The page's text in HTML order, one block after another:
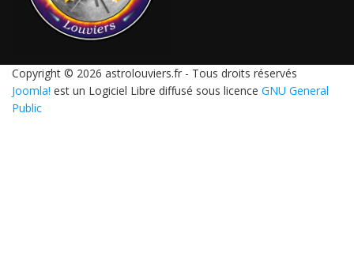
Copyright © 2026 astrolouviers.fr - Tous droits réservés
Joomla! est un Logiciel Libre diffusé sous licence GNU General
Public